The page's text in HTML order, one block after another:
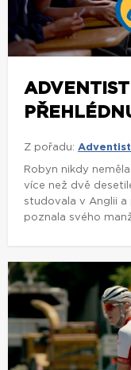
Z pořadu:
Robyn nikdy
více než dvě
studovala v Anglii a
poznala svého